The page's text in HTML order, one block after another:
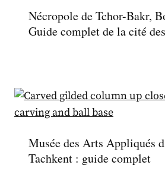
Nécropole de Tchor-Bakr,
Guide complet de la cité
Musée des Arts Appliqués
Tachkent : guide complet